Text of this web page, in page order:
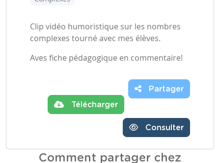
Clip vidéo humoristique sur les nombres
complexes tourné avec mes élèves.
Aves fiche pédagogique en commentaire!
Télécharger
Partager
Consulter
Comment partager chez